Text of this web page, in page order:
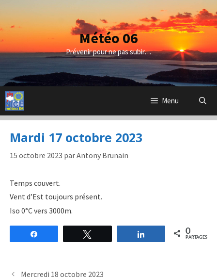
contenu
Météo 06
Prévenir pour ne pas subir…
Menu
Mardi 17 octobre 2023
15 octobre 2023 parAntony Brunain
Temps couvert.
Vent d’Est toujours présent.
Iso 0°C vers 3000m.
Partagez 0
PARTAGES
Mercredi 18 octobre 2023